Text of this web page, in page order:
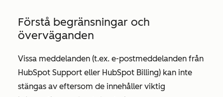
Förstå begränsningar och
överväganden
Vissa meddelanden (t.ex. e-postmeddelanden från
HubSpot Support eller HubSpot Billing) kan inte
stängas av eftersom de innehåller viktig